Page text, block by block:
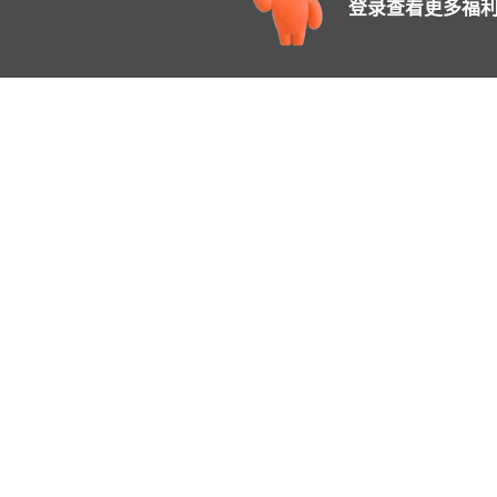
登录查看更多福